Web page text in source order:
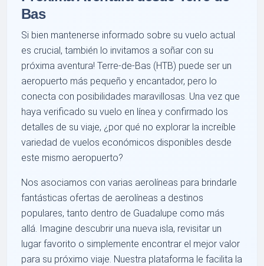
Bas
Si bien mantenerse informado sobre su vuelo actual
es crucial, también lo invitamos a soñar con su
próxima aventura! Terre-de-Bas (HTB) puede ser un
aeropuerto más pequeño y encantador, pero lo
conecta con posibilidades maravillosas. Una vez que
haya verificado su vuelo en línea y confirmado los
detalles de su viaje, ¿por qué no explorar la increíble
variedad de vuelos económicos disponibles desde
este mismo aeropuerto?
Nos asociamos con varias aerolíneas para brindarle
fantásticas ofertas de aerolíneas a destinos
populares, tanto dentro de Guadalupe como más
allá. Imagine descubrir una nueva isla, revisitar un
lugar favorito o simplemente encontrar el mejor valor
para su próximo viaje. Nuestra plataforma le facilita la